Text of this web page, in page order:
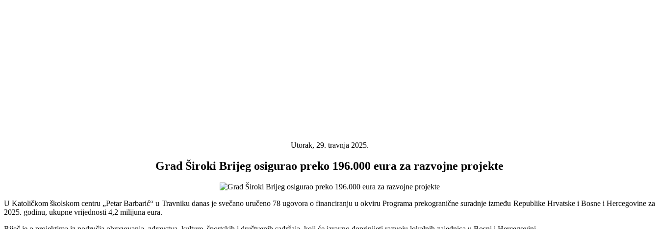
Utorak, 29. travnja 2025.
Grad Široki Brijeg osigurao preko 196.000 eura za razvojne projekte
U Katoličkom školskom centru „Petar Barbarić“ u Travniku danas je svečano uručeno 78 ugovora o financiranju u okviru Programa prekogranične suradnje između Republike Hrvatske i Bosne i Hercegovine za
2025. godinu, ukupne vrijednosti 4,2 milijuna eura.